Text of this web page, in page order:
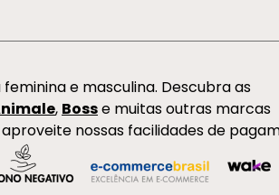
e masculina. Descubra as
, Bosse muitas outras marcas
nossas facilidades de